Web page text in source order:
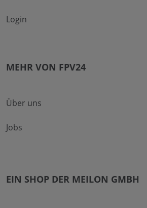
Login
MEHR VON FPV24
Über uns
Jobs
EIN SHOP DER MEILON GMBH